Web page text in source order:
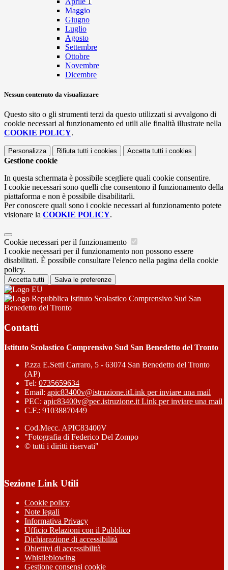
Maggio
Giugno
Luglio
Agosto
Settembre
Ottobre
Novembre
Dicembre
Nessun contenuto da visualizzare
Questo sito o gli strumenti terzi da questo utilizzati si avvalgono di
cookie necessari al funzionamento ed utili alle finalità illustrate nella
COOKIE POLICY.
Personalizza Rifiuta tutti i cookies Accetta tutti i cookies
Gestione cookie
In questa schermata è possibile scegliere quali cookie consentire.
I cookie necessari sono quelli che consentono il funzionamento della
piattaforma e non è possibile disabilitarli.
Per conoscere quali sono i cookie necessari al funzionamento potete
visionare la COOKIE POLICY.
Cookie necessari per il funzionamento
I cookie necessari per il funzionamento non possono essere
disabilitati. È possibile consultare l'elenco nella pagina della cookie
policy.
Accetta tutti Salva le preferenze
Istituto Scolastico Comprensivo Sud San
Benedetto del Tronto
Contatti
Istituto Scolastico Comprensivo Sud San Benedetto del Tronto
P.zza E.Setti Carraro, 5 - 63074 San Benedetto del Tronto
(AP)
Tel: 0735659634
Email: apic83400v@istruzione.itLink per inviare una mail
PEC: apic83400v@pec.istruzione.it Link per inviare una mail
C.F.: 91038870449
Cod.Mecc. APIC83400V
"Fotografia di Federico Del Zompo
© tutti i diritti riservati"
Sezione Link Utili
Cookie policy
Note legali
Informativa Privacy
Ufficio Relazioni con il Pubblico
Dichiarazione di accessibilità
Obiettivi di accessibilità
Whistleblowing
Gestione consensi cookie